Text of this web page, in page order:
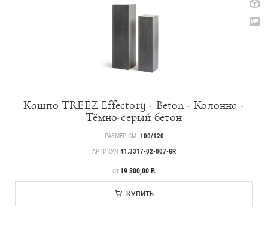
Кашпо TREEZ Effectory - Beton - Колонна -
Тёмно-серый бетон
РАЗМЕР СМ. 100/120
АРТИКУЛ 41.3317-02-007-GR
ЦЕНА
ОТ 19 300,00 Р.
КУПИТЬ